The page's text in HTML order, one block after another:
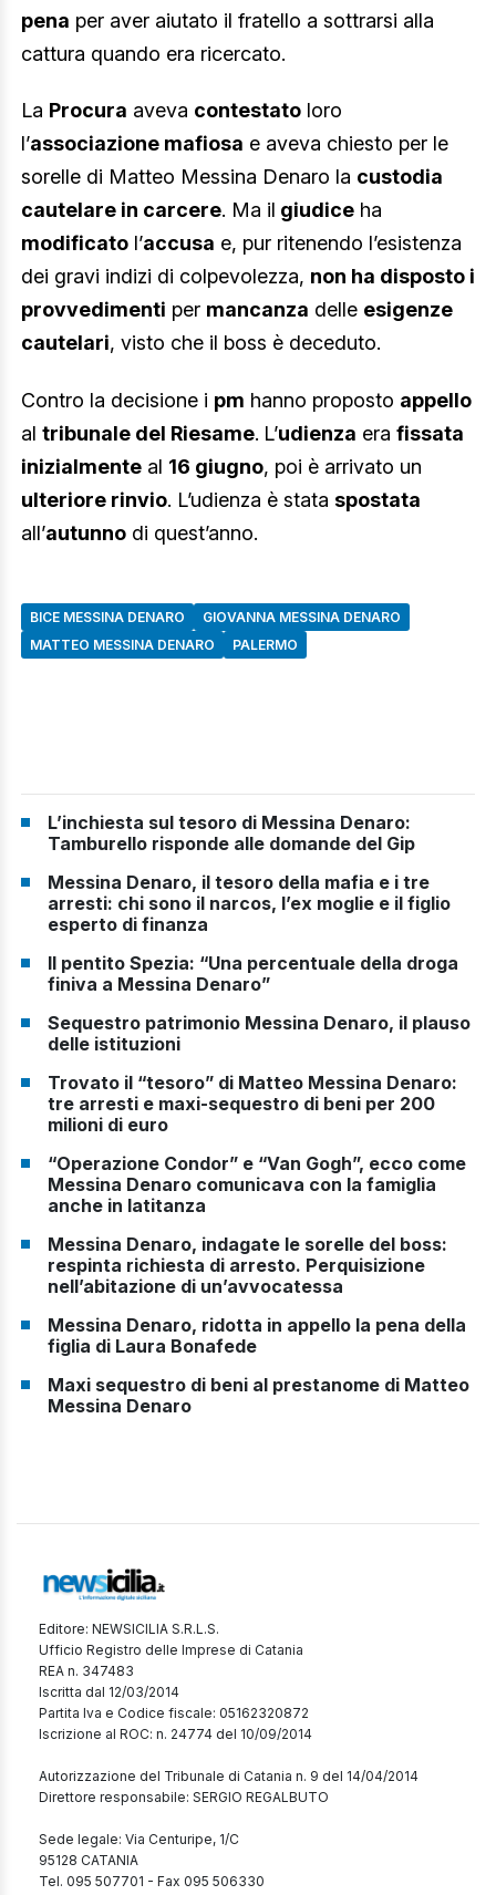
pena per aver aiutato il fratello a sottrarsi alla
cattura quando era ricercato.
La Procura aveva contestato loro
l’associazione mafiosa e aveva chiesto per le
sorelle di Matteo Messina Denaro la custodia
cautelare in carcere. Ma il giudice ha
modificato l’accusa e, pur ritenendo l’esistenza
dei gravi indizi di colpevolezza, non ha disposto i
provvedimenti per mancanza delle esigenze
cautelari, visto che il boss è deceduto.
Contro la decisione i pm hanno proposto appello
al tribunale del Riesame. L’udienza era fissata
inizialmente al 16 giugno, poi è arrivato un
ulteriore rinvio. L’udienza è stata spostata
all’autunno di quest’anno.
BICE MESSINA DENARO
GIOVANNA MESSINA DENARO
MATTEO MESSINA DENARO
PALERMO
L’inchiesta sul tesoro di Messina Denaro:
Tamburello risponde alle domande del Gip
Messina Denaro, il tesoro della mafia e i tre
arresti: chi sono il narcos, l’ex moglie e il figlio
esperto di finanza
Il pentito Spezia: “Una percentuale della droga
finiva a Messina Denaro”
Sequestro patrimonio Messina Denaro, il plauso
delle istituzioni
Trovato il “tesoro” di Matteo Messina Denaro:
tre arresti e maxi-sequestro di beni per 200
milioni di euro
“Operazione Condor” e “Van Gogh”, ecco come
Messina Denaro comunicava con la famiglia
anche in latitanza
Messina Denaro, indagate le sorelle del boss:
respinta richiesta di arresto. Perquisizione
nell’abitazione di un’avvocatessa
Messina Denaro, ridotta in appello la pena della
figlia di Laura Bonafede
Maxi sequestro di beni al prestanome di Matteo
Messina Denaro
Editore: NEWSICILIA S.R.L.S.
Ufficio Registro delle Imprese di Catania
REA n. 347483
Iscritta dal 12/03/2014
Partita Iva e Codice fiscale: 05162320872
Iscrizione al ROC: n. 24774 del 10/09/2014
Autorizzazione del Tribunale di Catania n. 9 del 14/04/2014
Direttore responsabile: SERGIO REGALBUTO
Sede legale: Via Centuripe, 1/C
95128 CATANIA
Tel. 095 507701 - Fax 095 506330